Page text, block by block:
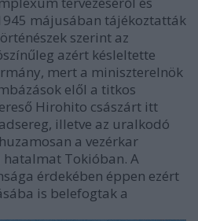
májusában tájékoztatták
szerint az
azért késleltette
mert a miniszterelnök
elől a titkos
Hirohito császárt itt
illetve az uralkodó
a vezérkar
hatalmat Tokióban. A
érdekében éppen ezért
is belefogtak a